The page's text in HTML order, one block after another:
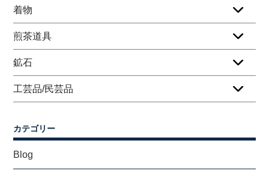
着物
煎茶道具
鉱石
工芸品/民芸品
カテゴリー
Blog